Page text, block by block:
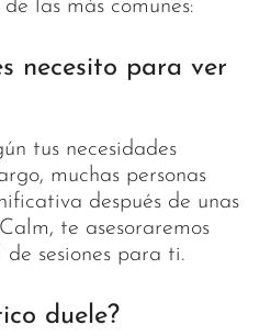
las más comunes:
necesito para ver
tus necesidades
muchas personas
después de unas
te asesoraremos
sesiones para ti.
duele?